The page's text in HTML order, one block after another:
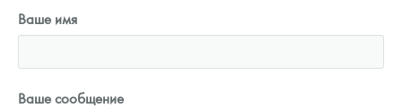
Ваше имя
Ваше сообщение